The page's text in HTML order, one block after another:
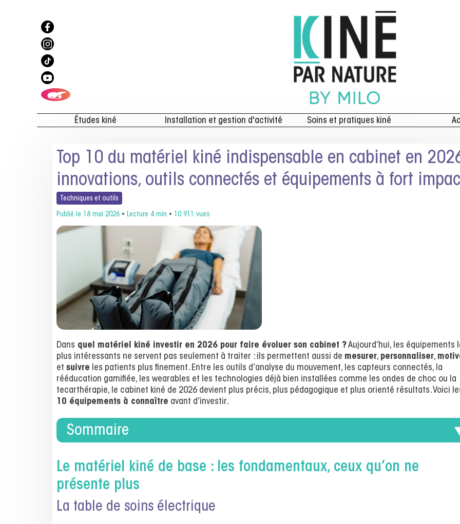
Études kiné Installation et gestion d'activité Soins et pratiques kiné
Top 10 du matériel kiné indispensable en cabinet en
innovations, outils connectés et équipements à fort
Techniques et outils
Publié le 18 mai 2026 • Lecture 4 min • 10 911 vues
Dans quel matériel kiné investir en 2026 pour faire évoluer son cabinet ?Aujourd’hui, les équipements
plus intéressants ne servent pas seulement à traiter : ils permettent aussi de mesurer, personnaliser,
et suivre les patients plus finement. Entre les outils d’analyse du mouvement, les capteurs connectés, la
rééducation gamifiée, les wearables et les technologies déjà bien installées comme les ondes de choc ou la
tecarthérapie, le cabinet kiné de 2026 devient plus précis, plus pédagogique et plus orienté résultats. Voici
10 équipements à connaître avant d’investir.
Sommaire
Le matériel kiné de base : les fondamentaux, ceux qu’on ne
présente plus
La table de soins électrique